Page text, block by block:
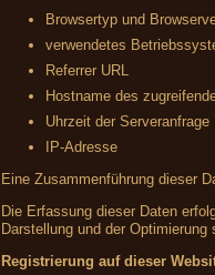
Browsertyp und
verwendetes
Referrer URL
Hostname des
Uhrzeit der Serveranfrage
IP-Adresse
Eine Zusammenführung dieser
Die Erfassung dieser Daten
Darstellung und der
Registrierung auf dieser